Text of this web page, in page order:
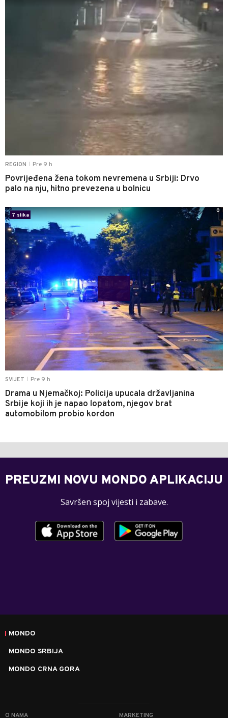
REGION Pre 9 h
Povrijeđena žena tokom nevremena u Srbiji: Drvo
palo na nju, hitno prevezena u bolnicu
SVIJET Pre 9 h
Drama u Njemačkoj: Policija upucala državljanina
Srbije koji ih je napao lopatom, njegov brat
automobilom probio kordon
7 slika
0
PREUZMI NOVU MONDO APLIKACIJU
Savršen spoj vijesti i zabave.
MONDO
MONDO SRBIJA
MONDO CRNA GORA
O NAMA MARKETING